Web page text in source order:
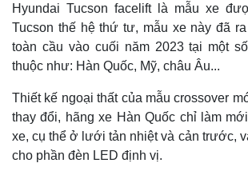
Hyundai Tucson facelift là mẫu xe
Tucson thế hệ thứ tư, mẫu xe này đã
toàn cầu vào cuối năm 2023 tại một
thuộc như: Hàn Quốc, Mỹ, châu Âu...
Thiết kế ngoại thất của mẫu crossover
thay đổi, hãng xe Hàn Quốc chỉ làm
xe, cụ thể ở lưới tản nhiệt và cản trước,
cho phần đèn LED định vị.